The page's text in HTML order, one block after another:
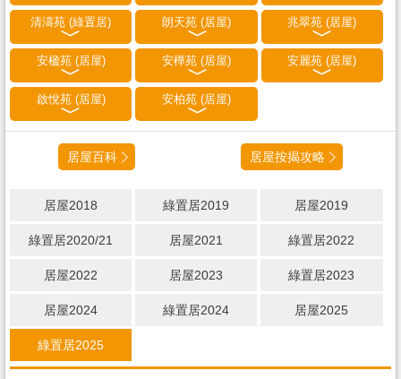
清濤苑 (綠置居) 朗天苑 (居屋) 兆翠苑 (居屋)
安楹苑 (居屋) 安樺苑 (居屋) 安麗苑 (居屋)
啟悅苑 (居屋) 安柏苑 (居屋)
居屋百科 居屋按揭攻略
居屋2018 綠置居2019 居屋2019
綠置居2020/21 居屋2021 綠置居2022
居屋2022 居屋2023 綠置居2023
居屋2024 綠置居2024 居屋2025
綠置居2025